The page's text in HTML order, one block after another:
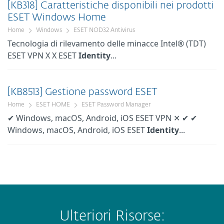
[KB318] Caratteristiche disponibili nei prodotti
ESET Windows Home
Home Windows ESET NOD32 Antivirus
Tecnologia di rilevamento delle minacce Intel® (TDT)
ESET VPN X X ESETIdentity...
[KB8513] Gestione password ESET
Home ESET HOME ESET Password Manager
✔ Windows, macOS, Android, iOS ESET VPN ✕ ✔ ✔
Windows, macOS, Android, iOS ESETIdentity...
Ulteriori Risorse: